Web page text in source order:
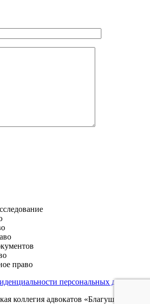
право
персональных данных
коллегия адвокатов «Благушина и